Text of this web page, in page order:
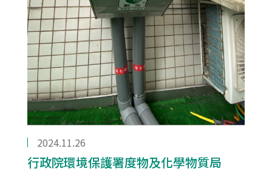
2024.11.26
行政院環境保護署度物及化學物質局